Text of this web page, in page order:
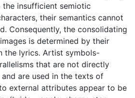
insufficient semiotic
their semantics cannot
Consequently, the consolidating
is determined by their
the lyrics. Artist symbols-
that are not directly
are used in the texts of
external attributes appear to be